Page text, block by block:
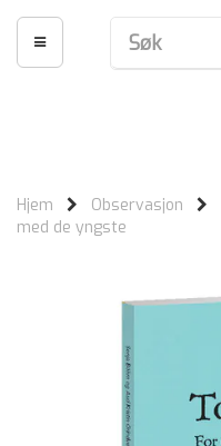
Hjem Observasjon
med de yngste